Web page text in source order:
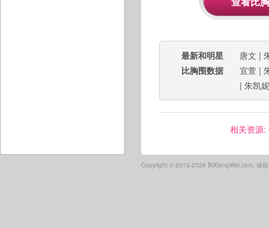
最新和明星
比胸围数据
唐文 |
宜萱 |
| 朱凯妮
相关资源:
Copyright © 2013-2026 BiXiongWei.com, 保